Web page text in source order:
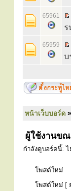
65961
ร
65959
บ
หน้าเว็บบอร์ด »
ผู้ใช้งานข
กำลังดูบอร์ดนี้:
โพสต์ใหม่
โพสต์ใหม่ [